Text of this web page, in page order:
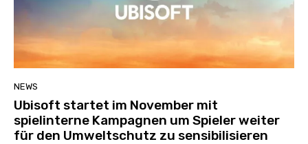
NEWS
Ubisoft startet im November mit
spielinterne Kampagnen um Spieler weiter
für den Umweltschutz zu sensibilisieren